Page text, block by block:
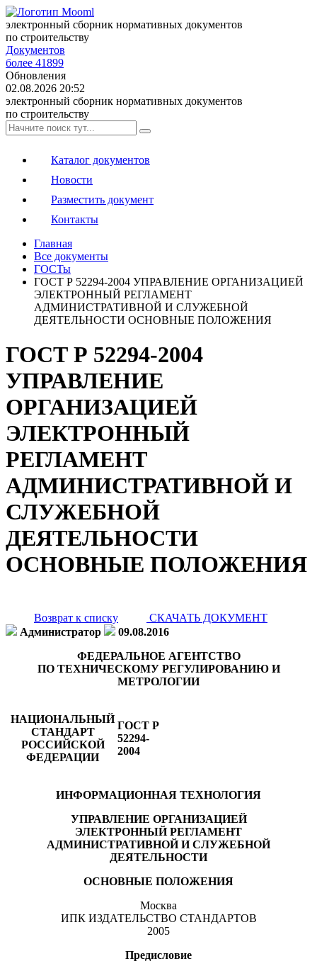
электронный сборник нормативных документов
по строительству
Документов
более 41899
Обновления
02.08.2026 20:52
электронный сборник нормативных документов
по строительству
Каталог документов
Новости
Разместить документ
Контакты
Главная
Все документы
ГОСТы
ГОСТ Р 52294-2004 УПРАВЛЕНИЕ ОРГАНИЗАЦИЕЙ
ЭЛЕКТРОННЫЙ РЕГЛАМЕНТ
АДМИНИСТРАТИВНОЙ И СЛУЖЕБНОЙ
ДЕЯТЕЛЬНОСТИ ОСНОВНЫЕ ПОЛОЖЕНИЯ
ГОСТ Р 52294-2004
УПРАВЛЕНИЕ
ОРГАНИЗАЦИЕЙ
ЭЛЕКТРОННЫЙ
РЕГЛАМЕНТ
АДМИНИСТРАТИВНОЙ И
СЛУЖЕБНОЙ
ДЕЯТЕЛЬНОСТИ
ОСНОВНЫЕ ПОЛОЖЕНИЯ
Возврат к списку
СКАЧАТЬ ДОКУМЕНТ
Администратор
09.08.2016
ФЕДЕРАЛЬНОЕ АГЕНТСТВО
ПО ТЕХНИЧЕСКОМУ РЕГУЛИРОВАНИЮ И
МЕТРОЛОГИИ
НАЦИОНАЛЬНЫЙ
СТАНДАРТ
РОССИЙСКОЙ
ФЕДЕРАЦИИ
ГОСТ Р
52294-
2004
ИНФОРМАЦИОННАЯ ТЕХНОЛОГИЯ
УПРАВЛЕНИЕ ОРГАНИЗАЦИЕЙ
ЭЛЕКТРОННЫЙ РЕГЛАМЕНТ
АДМИНИСТРАТИВНОЙ И СЛУЖЕБНОЙ
ДЕЯТЕЛЬНОСТИ
ОСНОВНЫЕ ПОЛОЖЕНИЯ
Москва
ИПК ИЗДАТЕЛЬСТВО СТАНДАРТОВ
2005
Предисловие